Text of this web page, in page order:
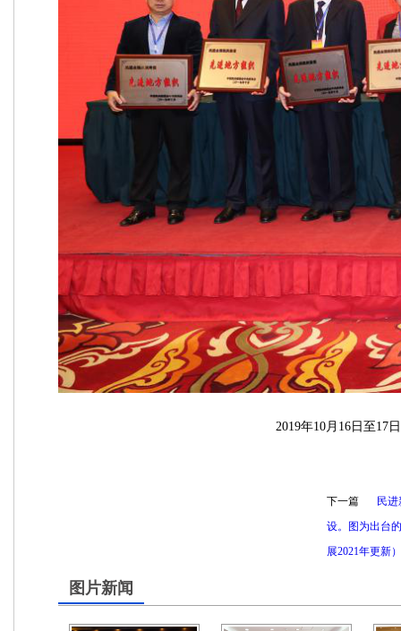
2019年10月16日至17
下一篇
民
设。图为出台
展2021年更新）
图片新闻